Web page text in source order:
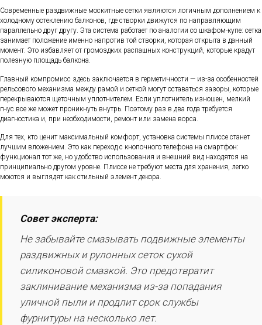
Современные раздвижные москитные сетки являются логичным дополнением к
холодному остеклению балконов, где створки движутся по направляющим
параллельно друг другу. Эта система работает по аналогии со шкафом-купе: сетка
занимает положение именно напротив той створки, которая открыта в данный
момент. Это избавляет от громоздких распашных конструкций, которые крадут
полезную площадь балкона.
Главный компромисс здесь заключается в герметичности — из-за особенностей
рельсового механизма между рамой и сеткой могут оставаться зазоры, которые
перекрываются щеточным уплотнителем. Если уплотнитель изношен, мелкий
гнус все же может проникнуть внутрь. Поэтому раз в два года требуется
диагностика и, при необходимости, ремонт или замена ворса.
Для тех, кто ценит максимальный комфорт, установка системы плиссе станет
лучшим вложением. Это как переход с кнопочного телефона на смартфон:
функционал тот же, но удобство использования и внешний вид находятся на
принципиально другом уровне. Плиссе не требуют места для хранения, легко
моются и выглядят как стильный элемент декора.
Совет эксперта:
Не забывайте смазывать подвижные элементы
раздвижных и рулонных сеток сухой
силиконовой смазкой. Это предотвратит
заклинивание механизма из-за попадания
уличной пыли и продлит срок службы
фурнитуры на несколько лет.